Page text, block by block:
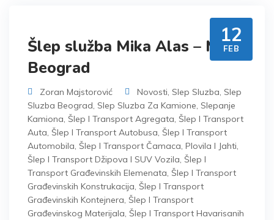
12
FEB
Šlep služba Mika Alas – Moj
Beograd
Zoran Majstorović Novosti, Slep Sluzba, Slep
Sluzba Beograd, Slep Sluzba Za Kamione, Slepanje
Kamiona, Šlep I Transport Agregata, Šlep I Transport
Auta, Šlep I Transport Autobusa, Šlep I Transport
Automobila, Šlep I Transport Čamaca, Plovila I Jahti,
Šlep I Transport Džipova I SUV Vozila, Šlep I
Transport Građevinskih Elemenata, Šlep I Transport
Građevinskih Konstrukacija, Šlep I Transport
Građevinskih Kontejnera, Šlep I Transport
Građevinskog Materijala, Šlep I Transport Havarisanih